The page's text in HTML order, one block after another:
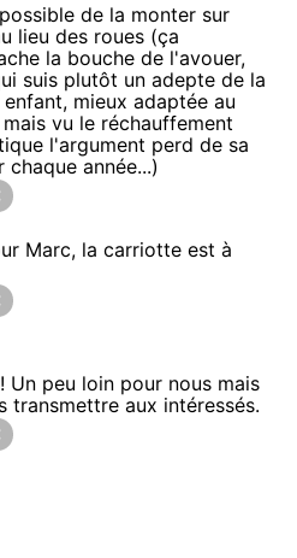
de la monter sur
lieu des roues (ça
la bouche de l'avouer,
suis plutôt un adepte de la
mieux adaptée au
vu le réchauffement
l'argument perd de sa
chaque année...)
Marc, la carriotte est à
Un peu loin pour nous mais
transmettre aux intéressés.